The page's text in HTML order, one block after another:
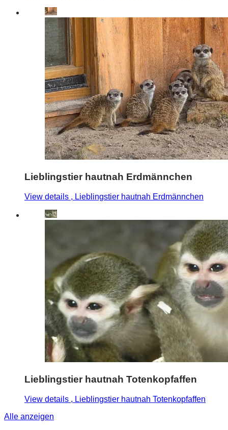
Lieblingstier hautnah Erdmännchen
View details , Lieblingstier hautnah Erdmännchen
Lieblingstier hautnah Totenkopfaffen
View details , Lieblingstier hautnah Totenkopfaffen
Alle anzeigen